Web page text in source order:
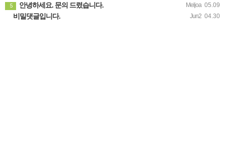
Meljoa 05.09
5 안녕하세요. 문의 드렸습니다.
Jun2 04.30
비밀댓글입니다.